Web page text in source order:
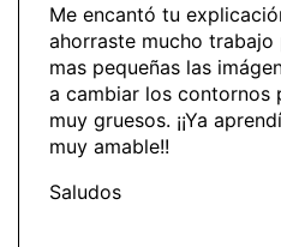
Me encantó tu
ahorraste mucho
mas pequeñas las
a cambiar los contornos
muy gruesos. ¡¡Ya
muy amable!!
Saludos